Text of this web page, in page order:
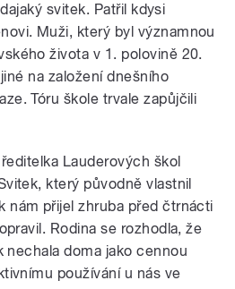
svitek. Patřil kdysi
Muži, který byl významnou
života v 1. polovině 20.
na založení dnešního
Tóru škole trvale zapůjčili
Lauderových škol
který původně vlastnil
nám přijel zhruba před čtrnácti
Rodina se rozhodla, že
nechala doma jako cennou
používání u nás ve